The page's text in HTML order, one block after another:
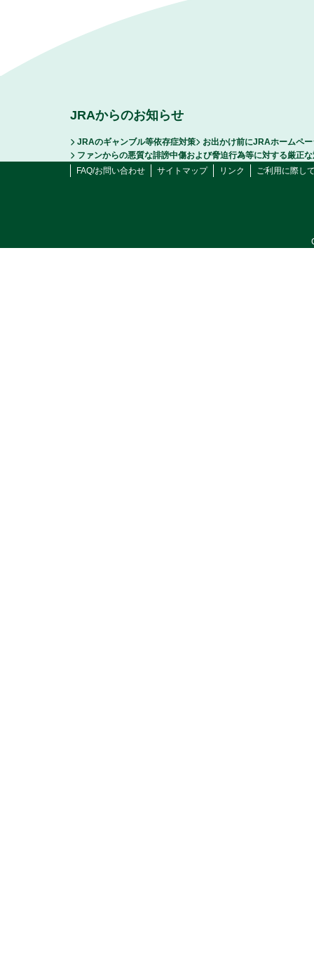
JRAからのお知らせ
JRAのギャンブル等依存症対策
お出かけ前にJRAホームペ
ファンからの悪質な誹謗中傷および脅迫行為等に対する厳正
FAQ/お問い合わせ
サイトマップ リンク ご利用に際し